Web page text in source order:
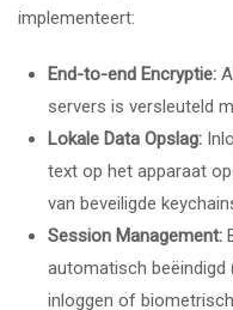
implementeert:
End-to-end Encryptie:
servers is versleuteld
Lokale Data Opslag:
text op het apparaat
van beveiligde
Session Management:
automatisch
inloggen of